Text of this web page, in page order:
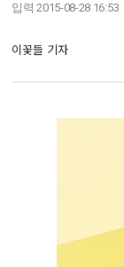
입력 2015-08-28 16:53
이꽃들 기자